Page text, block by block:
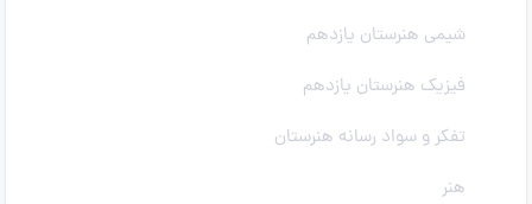
شیمی هنرستان یازدهم
فیزیک هنرستان یازدهم
تفکر و سواد رسانه هنرستان
هنر